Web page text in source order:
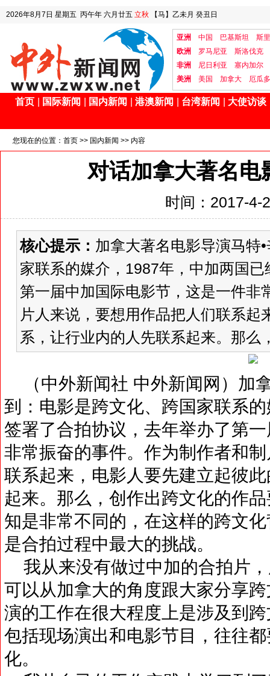
2026年8月7日 星期五 丙午年 六月廿五 立秋 【马】乙未月 癸丑日
亚洲 中国 巴基斯坦
斯
欧洲
罗马尼亚
斯洛伐克
非洲
尼日利亚
塞内加尔
美洲
美国 加拿大 厄瓜
首页 国际新闻 国内新闻 港澳新闻 台湾新闻 大使访谈
您现在的位置： 首页 >> 国内新闻 >> 内容
对话加拿大著名电
时间：2017-4-
核心提示： 加拿大著名电影导演马特
家联系的媒介，1987年，中加两国
第一届中加国际电影节，这是一件非
片人来说，要想用作品把人们联系
系，让行业内的人先联系起来。那么
（中外新闻社 中外新闻网）加
到：电影是跨文化、跨国家联系
签署了合拍协议，去年举办了第
非常振奋的事件。作为制作者和
联系起来，电影人要先建立起彼
起来。那么，创作出跨文化的作
知是非常不同的，在这样的跨文
是合拍过程中最大的挑战。
我从来没有做过中加的合拍片
可以从加拿大的角度跟大家分享
演的工作在很大程度上是涉及到
包括现场演出和电影节目，往往
化。